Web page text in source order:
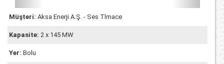
Müşteri: Aksa Enerji A.Ş. - Ses Tlmace
Kapasite: 2 x 145 MW
Yer: Bolu